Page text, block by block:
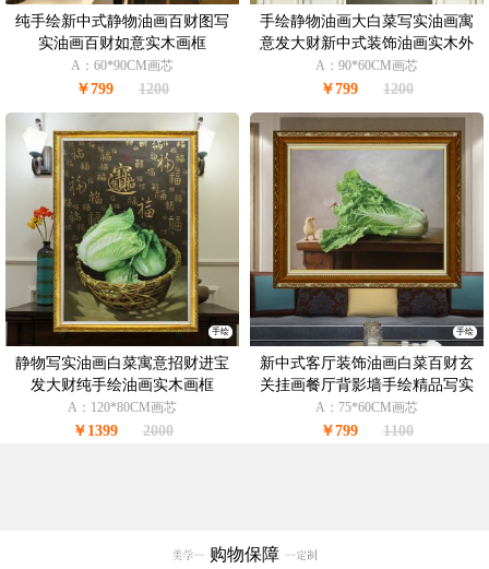
纯手绘新中式静物油画百财图写
实油画百财如意实木画框
A：60*90CM画芯
￥799 1200
手绘静物油画大白菜写实油画寓
意发大财新中式装饰油画实木外
框
A：90*60CM画芯
￥799 1200
手绘
静物写实油画白菜寓意招财进宝
发大财纯手绘油画实木画框
A：120*80CM画芯
￥1399 2000
手绘
新中式客厅装饰油画白菜百财玄
关挂画餐厅背影墙手绘精品写实
油画
A：75*60CM画芯
￥799 1100
购物保障